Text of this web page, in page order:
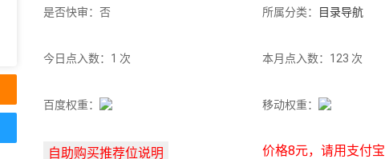
是否快审：否 所属分类： 目录导航
今日点入数：1 次 本月点入数：123 次
百度权重： 移动权重：
价格8元，请用支付宝